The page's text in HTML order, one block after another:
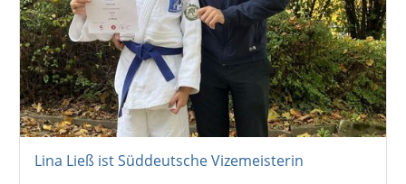
Lina Ließ ist Süddeutsche Vizemeisterin